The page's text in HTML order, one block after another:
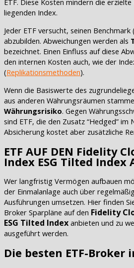
ETF. Diese Kosten mindern die
liegenden Index.
Jeder ETF versucht, seinen
abzubilden. Abweichungen werden als
bezeichnet. Einen Einfluss auf diese
den internen Kosten auch, wie der
(Replikationsmethoden).
Wenn die Basiswerte des
aus anderen Währungsräumen
Währungsrisiko. Gegen
sind ETF, die den Zusatz “Hedged” im
Absicherung kostet aber zusätzliche
ETF AUF DEN Fidelity
Index ESG Tilted Index
Wer langfristig Vermögen aufbauen
der Einmalanlage auch über
Ausführungen umsetzen. Hier finden
Broker Sparpläne auf den Fidelity
ESG Tilted Index anbieten und zu
ausgeführt werden.
Die besten ETF-Broker